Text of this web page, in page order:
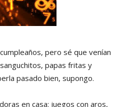
pero sé que venían
papas fritas y
pasado bien, supongo.
en casa: juegos con aros,